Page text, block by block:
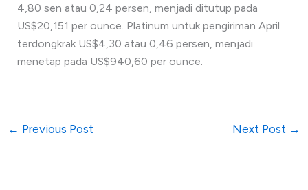
4,80 sen atau 0,24 persen, menjadi ditutup pada
US$20,151 per ounce. Platinum untuk pengiriman April
terdongkrak US$4,30 atau 0,46 persen, menjadi
menetap pada US$940,60 per ounce.
← Previous Post Next Post →